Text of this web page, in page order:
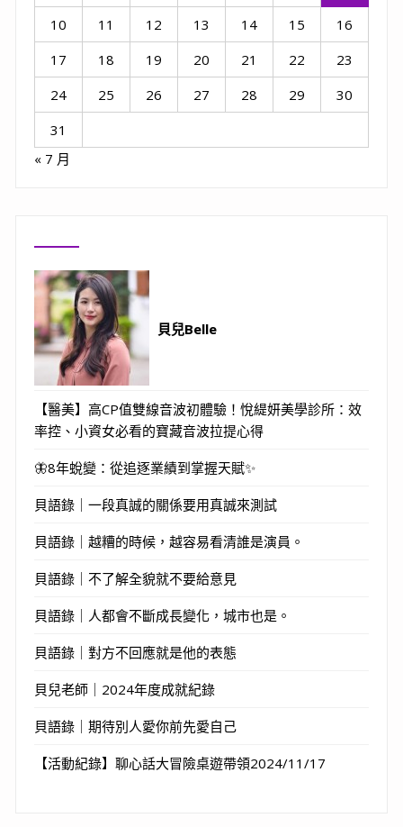
10
11 12 13 14 15
16
17
18 19 20 21 22
23
24
25 26 27 28 29
30
31
« 7 月
貝兒Belle
【醫美】高CP值雙線音波初體驗！悅緹妍美學診所：效
率控、小資女必看的寶藏音波拉提心得
🦋8年蛻變：從追逐業績到掌握天賦✨
貝語錄｜一段真誠的關係要用真誠來測試
貝語錄｜越糟的時候，越容易看清誰是演員。
貝語錄｜不了解全貌就不要給意見
貝語錄｜人都會不斷成長變化，城市也是。
貝語錄｜對方不回應就是他的表態
貝兒老師｜2024年度成就紀錄
貝語錄｜期待別人愛你前先愛自己
【活動紀錄】聊心話大冒險桌遊帶領2024/11/17